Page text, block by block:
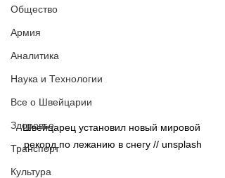
Общество
Армия
Аналитика
Наука и Технологии
Все о Швейцарии
Здоровье
Транспорт
Культура
Швейцарец установил новый мировой
рекорд по лежанию в снегу // unsplash